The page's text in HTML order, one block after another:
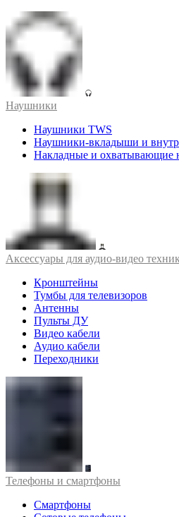
Наушники
Наушники TWS
Наушники-вкладыши и
Накладные и охватывающие
Аксессуары для аудио-видео
Кронштейны
Тумбы для телевизоров
Антенны
Пульты ДУ
Видео кабели
Аудио кабели
Переходники
Телефоны и смартфоны
Смартфоны